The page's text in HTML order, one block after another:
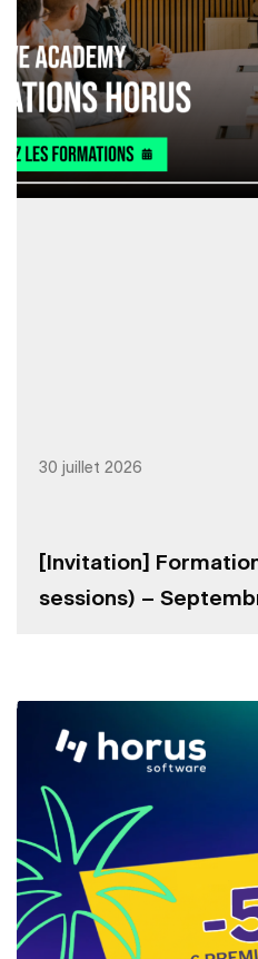
[Invitation]
sessions) –
30 juillet 2026